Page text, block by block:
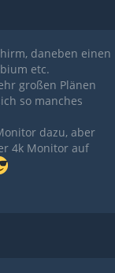
daneben einen
etc.
großen Plänen
so manches
dazu, aber
4k Monitor auf